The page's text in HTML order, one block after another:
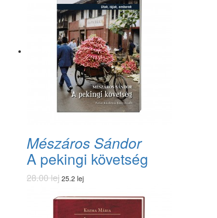
Mészáros Sándor
A pekingi követség
28.00 lej 25.2 lej